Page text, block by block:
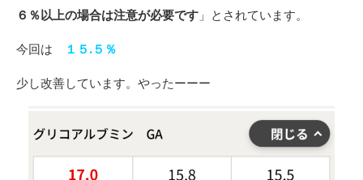
６％以上の場合は注意が必要です 」とされています。
今回は １５.５％
少し改善しています。やったーーー